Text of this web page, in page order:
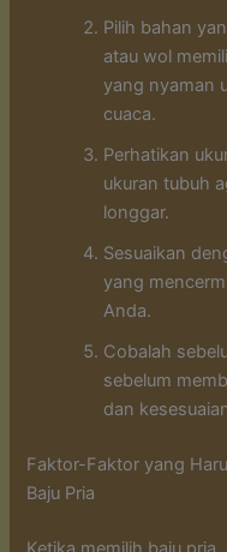
Pilih bahan
atau wol
yang nyaman
cuaca.
Perhatikan
ukuran tubuh
longgar.
Sesuaikan
yang
Anda.
Cobalah
sebelum
dan
Faktor-Faktor yang
Baju Pria